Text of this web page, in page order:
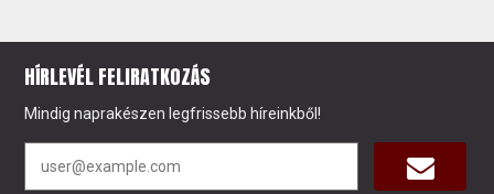
HÍRLEVÉL FELIRATKOZÁS
Mindig naprakészen legfrissebb híreinkből!